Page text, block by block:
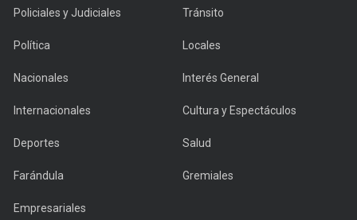
Policiales y Judiciales Tránsito
Política Locales
Nacionales Interés General
Internacionales Cultura y Espectáculos
Deportes Salud
Farándula Gremiales
Empresariales